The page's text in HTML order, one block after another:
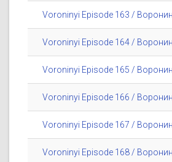
Voroninyi Episode 163 /
Voroninyi Episode 164 /
Voroninyi Episode 165 /
Voroninyi Episode 166 /
Voroninyi Episode 167 /
Voroninyi Episode 168 /